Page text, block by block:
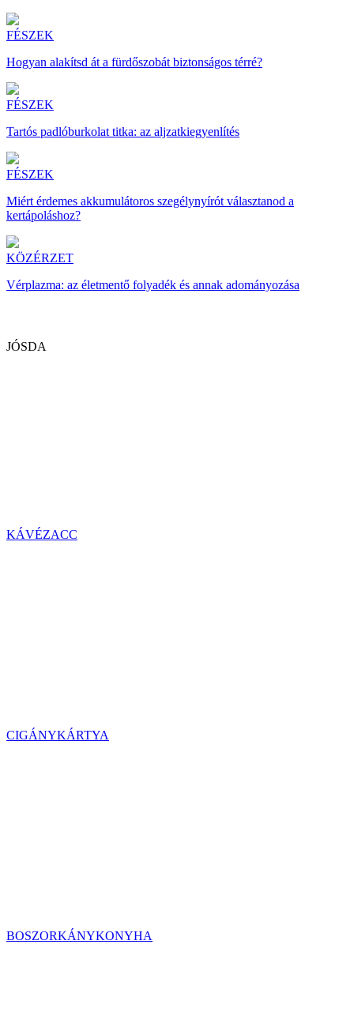
FÉSZEK
Hogyan alakítsd át a fürdőszobát biztonságos térré?
FÉSZEK
Tartós padlóburkolat titka: az aljzatkiegyenlítés
FÉSZEK
Miért érdemes akkumulátoros szegélynyírót választanod a
kertápoláshoz?
KÖZÉRZET
Vérplazma: az életmentő folyadék és annak adományozása
JÓSDA
KÁVÉZACC
CIGÁNYKÁRTYA
BOSZORKÁNYKONYHA